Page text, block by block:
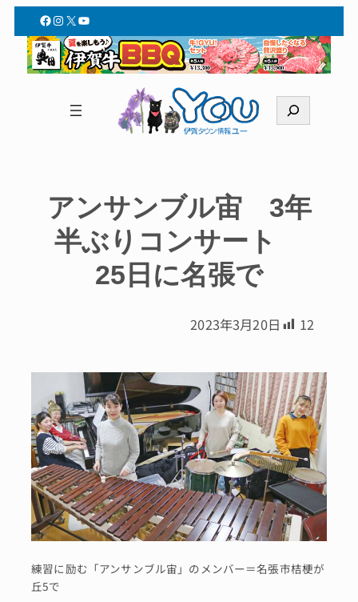
Facebook
Instagram
X YouTube
索
アンサンブル宙 3年
半ぶりコンサート
25日に名張で
2023年3月20日 12
練習に励む「アンサンブル宙」のメンバー＝名張市桔梗が
丘5で